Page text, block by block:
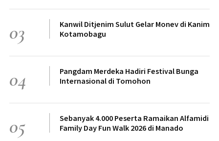
03
Kanwil Ditjenim Sulut Gelar Monev di Kanim
Kotamobagu
04
Pangdam Merdeka Hadiri Festival Bunga
Internasional di Tomohon
05
Sebanyak 4.000 Peserta Ramaikan Alfamidi
Family Day Fun Walk 2026 di Manado